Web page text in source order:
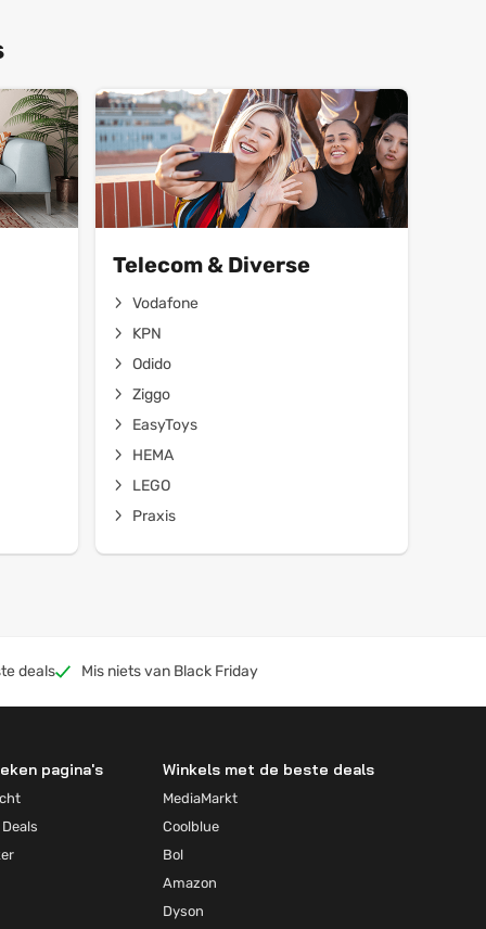
Telecom & Diverse
Vodafone
KPN
Odido
Ziggo
EasyToys
HEMA
LEGO
Praxis
deals Mis niets van Black Friday
pagina's Winkels met de beste deals
MediaMarkt
Coolblue
Bol
Amazon
Dyson